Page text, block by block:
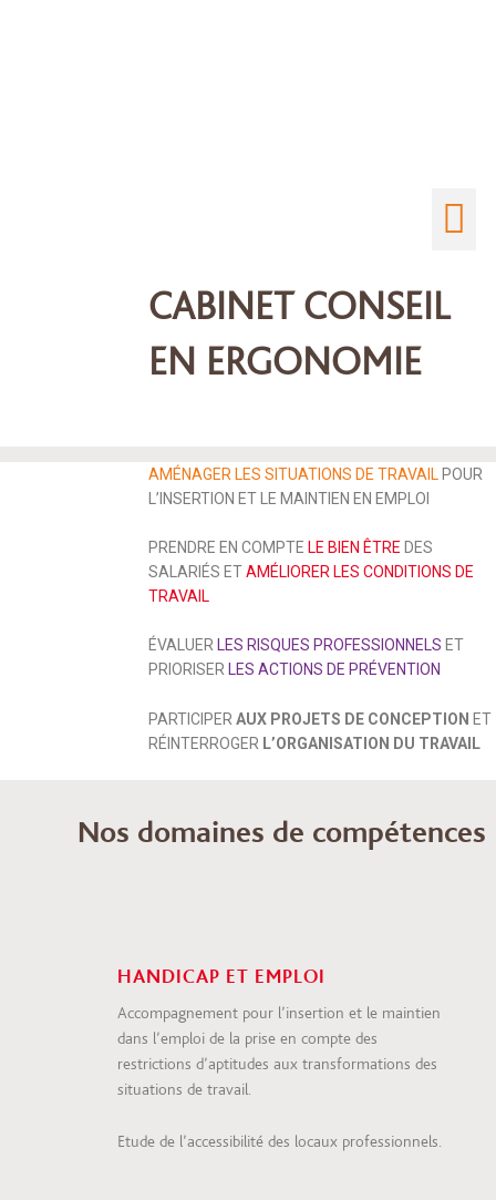
CABINET CONSEIL
EN ERGONOMIE
AMÉNAGER LES SITUATIONS DE TRAVAIL POUR
L’INSERTION ET LE MAINTIEN EN EMPLOI
PRENDRE EN COMPTE LE BIEN ÊTRE DES
SALARIÉS ETAMÉLIORER LES CONDITIONS DE
TRAVAIL
ÉVALUER LES RISQUES PROFESSIONNELS ET
PRIORISER LES ACTIONS DE PRÉVENTION
PARTICIPERAUX PROJETS DE CONCEPTION ET
RÉINTERROGER L’ORGANISATION DU TRAVAIL
Nos domaines de compétences
HANDICAP ET EMPLOI
Accompagnement pour l’insertion et le maintien
dans l’emploi de la prise en compte des
restrictions d’aptitudes aux transformations des
situations de travail.
Etude de l’accessibilité des locaux professionnels.